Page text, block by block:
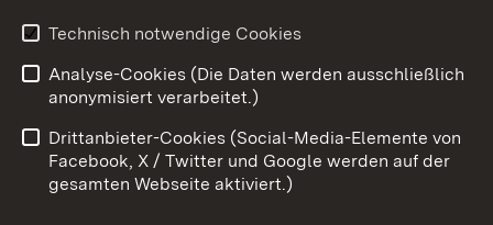
Impressum
Kontakt
Barrierefreiheit
Datenschutz
Cookies
Technisch notwendige Cookies
Analyse-Cookies (Die Daten werden ausschließlich
anonymisiert verarbeitet.)
Drittanbieter-Cookies (Social-Media-Elemente von
Facebook, X / Twitter und Google werden auf der
gesamten Webseite aktiviert.)